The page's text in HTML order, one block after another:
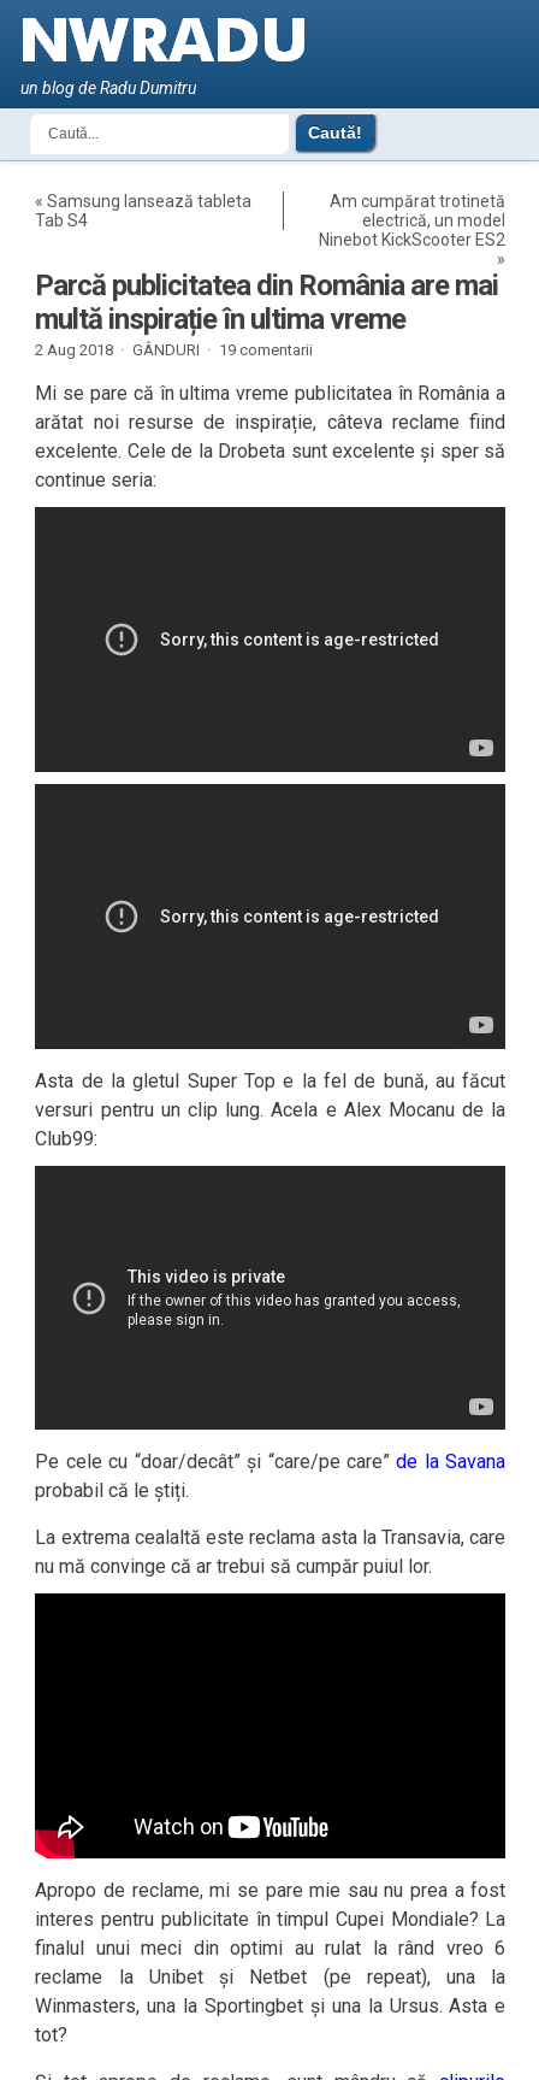
un blog de Radu Dumitru
«Samsung lansează tableta
Tab S4
Am cumpărat trotinetă
electrică, un model
Ninebot KickScooter ES2
»
Parcă publicitatea din România are mai
multă inspirație în ultima vreme
2 Aug 2018 · GÂNDURI · 19 comentarii
Mi se pare că în ultima vreme publicitatea în România a
arătat noi resurse de inspirație, câteva reclame fiind
excelente. Cele de la Drobeta sunt excelente și sper să
continue seria:
Asta de la gletul Super Top e la fel de bună, au făcut
versuri pentru un clip lung. Acela e Alex Mocanu de la
Club99:
Pe cele cu “doar/decât” și “care/pe care”de la Savana
probabil că le știți.
La extrema cealaltă este reclama asta la Transavia, care
nu mă convinge că ar trebui să cumpăr puiul lor.
Apropo de reclame, mi se pare mie sau nu prea a fost
interes pentru publicitate în timpul Cupei Mondiale? La
finalul unui meci din optimi au rulat la rând vreo 6
reclame la Unibet și Netbet (pe repeat), una la
Winmasters, una la Sportingbet și una la Ursus. Asta e
tot?